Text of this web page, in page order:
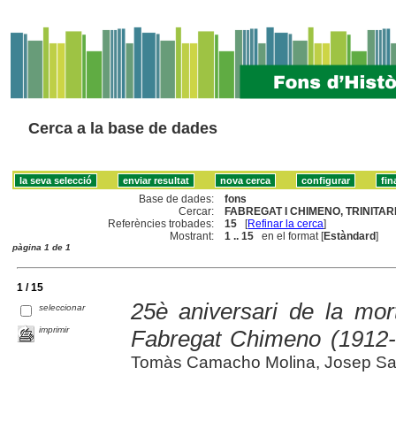
Cerca a la base de dades
Base de dades:
fons
Cercar:
FABREGAT I CHIMENO,
Referències trobades:
15 [Refinar la cerca]
Mostrant:
1 .. 15 en el format [Estàndard]
pàgina 1 de 1
1 / 15
seleccionar
imprimir
25è aniversari de la
Fabregat Chimeno
Tomàs Camacho Molina, Josep